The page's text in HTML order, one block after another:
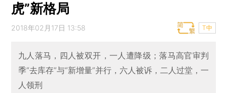
虎”新格局
2018年02月17日 13:58 T中
九人落马，四人被双开，一人遭降级；落马高官审判
季“去库存”与“新增量”并行，六人被诉，二人过堂，一
人领刑